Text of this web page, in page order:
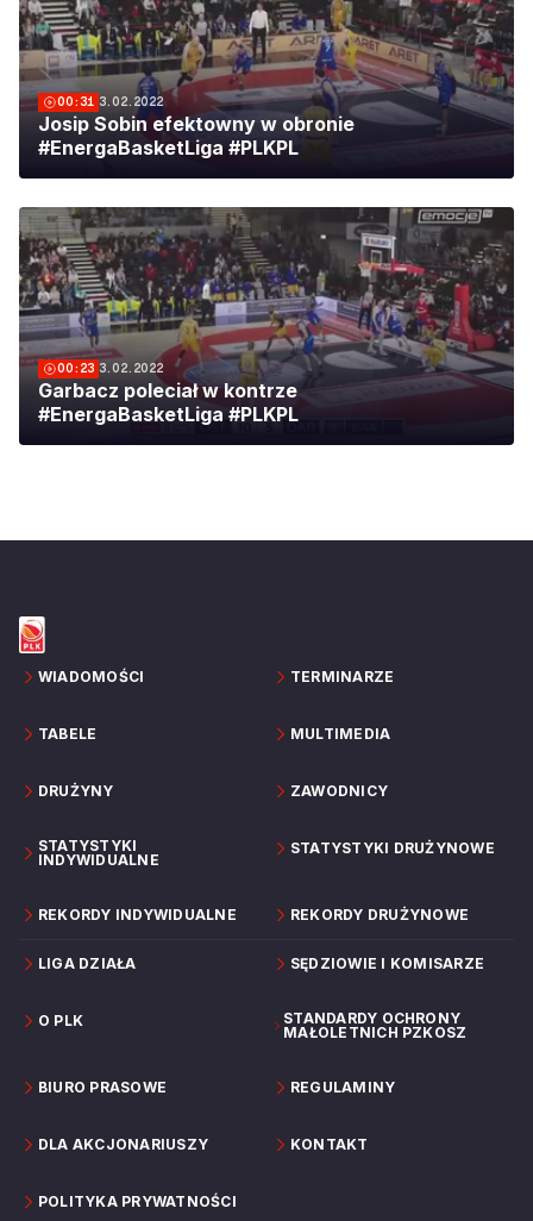
00:31 3.02.2022
Josip Sobin efektowny w obronie
#EnergaBasketLiga #PLKPL
00:23 3.02.2022
Garbacz poleciał w kontrze
#EnergaBasketLiga #PLKPL
WIADOMOŚCI TERMINARZE
TABELE MULTIMEDIA
DRUŻYNY ZAWODNICY
STATYSTYKI
INDYWIDUALNE
STATYSTYKI DRUŻYNOWE
REKORDY INDYWIDUALNE REKORDY DRUŻYNOWE
LIGA DZIAŁA SĘDZIOWIE I KOMISARZE
O PLK
STANDARDY OCHRONY
MAŁOLETNICH PZKOSZ
BIURO PRASOWE REGULAMINY
DLA AKCJONARIUSZY KONTAKT
POLITYKA PRYWATNOŚCI